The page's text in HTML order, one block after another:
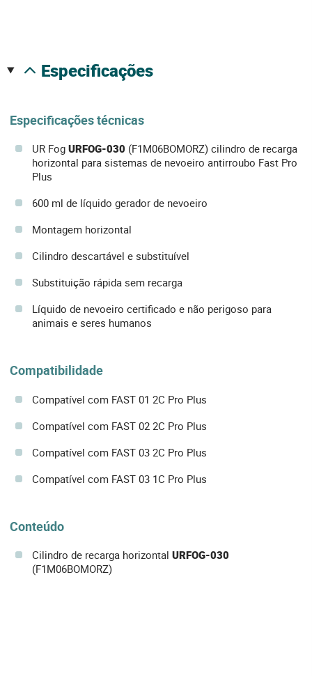
especificações
Especificações técnicas
UR Fog URFOG-030 (F1M06BOMORZ) cilindro de recarga
horizontal para sistemas de nevoeiro antirroubo Fast Pro
Plus
600 ml de líquido gerador de nevoeiro
Montagem horizontal
Cilindro descartável e substituível
Substituição rápida sem recarga
Líquido de nevoeiro certificado e não perigoso para
animais e seres humanos
Compatibilidade
Compatível com FAST 01 2C Pro Plus
Compatível com FAST 02 2C Pro Plus
Compatível com FAST 03 2C Pro Plus
Compatível com FAST 03 1C Pro Plus
Conteúdo
Cilindro de recarga horizontal URFOG-030
(F1M06BOMORZ)